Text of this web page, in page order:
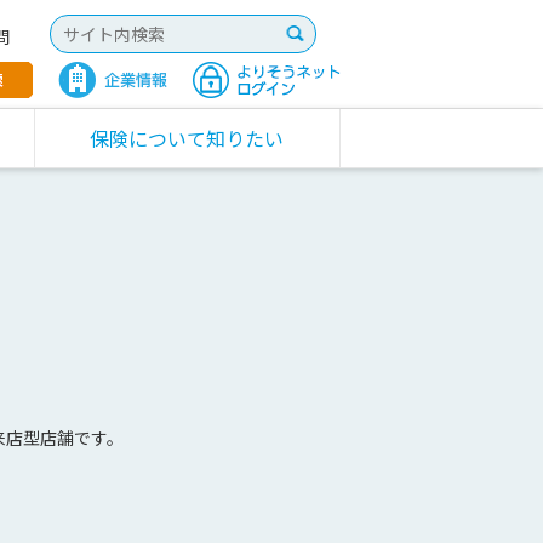
保険について知りたい
型店舗です。